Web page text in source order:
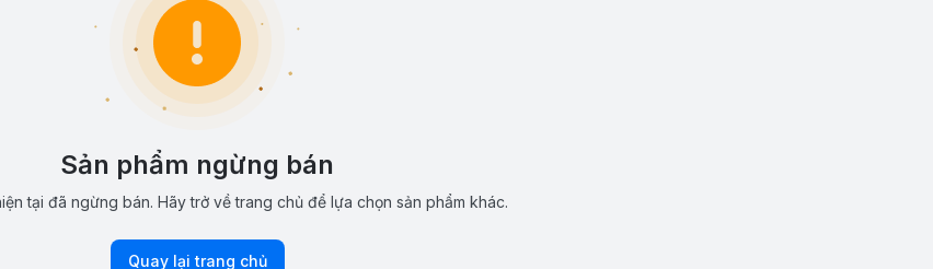
Sản phẩm ngừng bán
tại đã ngừng bán. Hãy trở về trang chủ để lựa chọn sản phẩm khác.
Quay lại trang chủ